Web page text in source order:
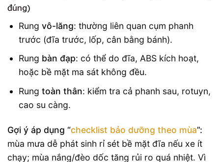
đúng)
Rung vô-lăng: thường liên quan cụm phanh
trước (đĩa trước, lốp, cân bằng bánh).
Rung bàn đạp: có thể do đĩa, ABS kích hoạt,
hoặc bề mặt ma sát không đều.
Rung toàn thân: kiểm tra cả phanh sau, rotuyn,
cao su càng.
Gợi ý áp dụng “checklist bảo dưỡng theo mùa”:
mùa mưa dễ phát sinh rỉ sét bề mặt đĩa nếu xe ít
chạy; mùa nắng/đèo dốc tăng rủi ro quá nhiệt. Vì